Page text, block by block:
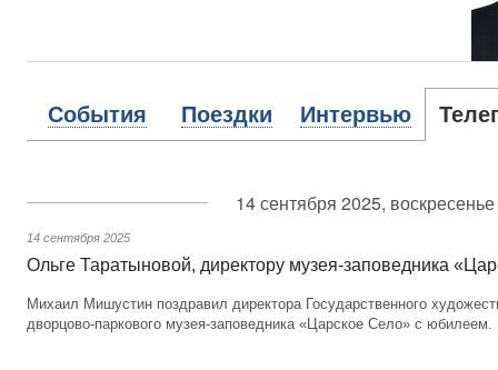
События Поездки Интервью
14 сентября 2025, воскресенье
14 сентября 2025
Ольге Таратыновой, директору музея-заповедника
Михаил Мишустин поздравил директора Государственного
дворцово-паркового музея-заповедника «Царское Село» с юбилеем.